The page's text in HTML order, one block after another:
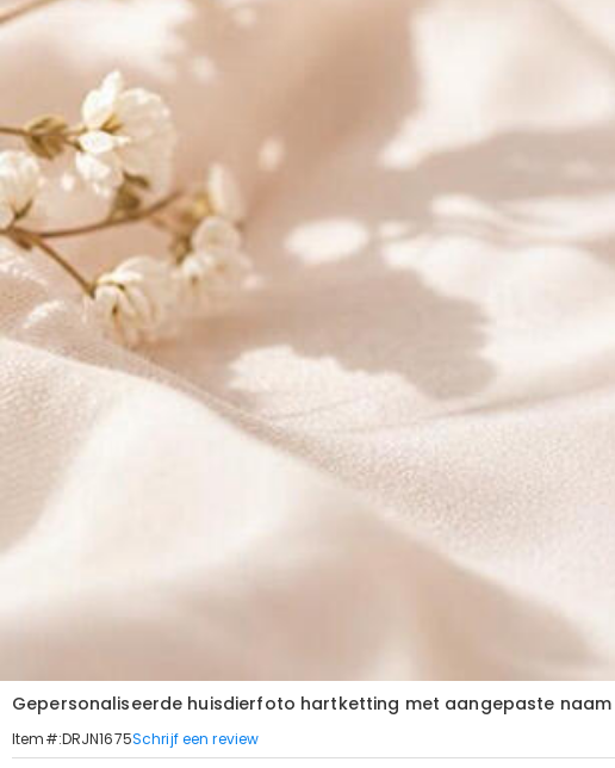
Gepersonaliseerde huisdierfoto hartketting met aangepaste
Item#:DRJN1675Schrijf een review